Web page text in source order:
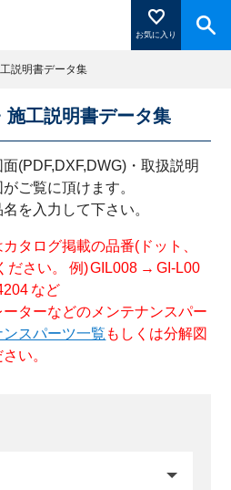
お気に入り
入り登録」を押すと登録した
す。
説明書データ集
施工説明書データ集
(PDF,DXF,DWG)・取扱説明
ご覧に頂けます。
を入力して下さい。
タログ掲載の品番(ドット、
ださい。 例) GIL008 → GI-L00
など
ターなどのメンテナンスパー
スパーツ一覧 もしくは分解図
い。